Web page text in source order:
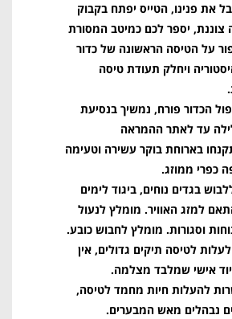
את פנינו, הטייס יפתח בקבוק
צוננת, יספר לכם כמיטב המסורת
על הטיסה הראשונה של כדור
ויחלק תעודת טיסה
הכדור פורח, נמשיך בנסיעת
עד לאתר ההמראה
בארוחת בוקר עשירה וטעימה
כפרי ממוזג.
בגדים נוחים, ביגוד לימים
למזג האוויר. מומלץ לנעול
וסגורות. מומלץ לחבוש כובע.
לטיסה תיקים גדולים, אין
אישי שמלבד מצלמה.
להעלות חיות מחמד לטיסה,
נבהלים מאש המבערים.